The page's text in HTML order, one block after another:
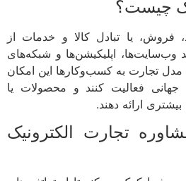
فروش، یا تبادل کالا و خدمات از
وب‌سایت‌ها، اپلیکیشن‌ها و شبکه‌های
تجارت به کسب‌وکارها این امکان
جهانی فعالیت کنند و محصولات یا
ارائه دهند.
تجارت الکترونیک